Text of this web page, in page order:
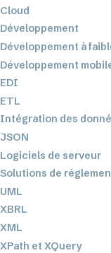
Cloud
Développement
Développement à
Développement
EDI
ETL
Intégration des
JSON
Logiciels de serveur
Solutions de
UML
XBRL
XML
XPath et XQuery